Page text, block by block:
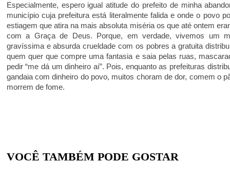
Especialmente, espero igual atitude do prefeito de minha
município cuja prefeitura está literalmente falida e onde o povo
estiagem que atira na mais absoluta miséria os que até ontem
com a Graça de Deus. Porque, em verdade, vivemos um
gravíssima e absurda crueldade com os pobres a gratuita
quem quer que compre uma fantasia e saia pelas ruas,
pedir “me dá um dinheiro aí”. Pois, enquanto as prefeituras
gandaia com dinheiro do povo, muitos choram de dor, comem o
morrem de fome.
VOCÊ TAMBÉM PODE GOSTAR